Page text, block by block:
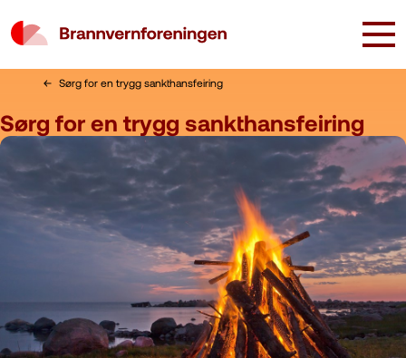
Sørg for en trygg sankthansfeiring
Sørg for en trygg sankthansfeiring